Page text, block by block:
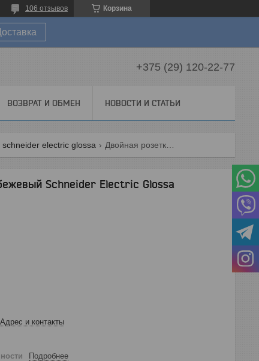
Корзина
106 отзывов
+375 (29) 120-22-77
ВОЗВРАТ И ОБМЕН НОВОСТИ И СТАТЬИ
schneider electric glossa Двойная розетка без заземления бежевый schneider electric glossa
Schneider Electric Glossa
Адрес и контакты
Подробнее